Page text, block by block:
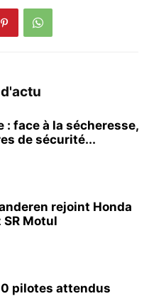
: face à la sécheresse,
de sécurité...
rejoint Honda
Motul
pilotes attendus